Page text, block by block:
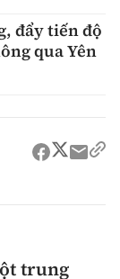
đẩy tiến độ
qua Yên
trung